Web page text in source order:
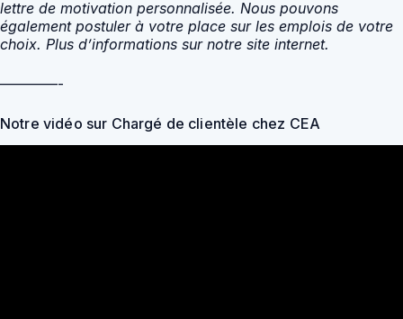
lettre de motivation personnalisée. Nous pouvons
également postuler à votre place sur les emplois de votre
choix. Plus d’informations sur notre site internet.
————-
Notre vidéo sur Chargé de clientèle chez CEA